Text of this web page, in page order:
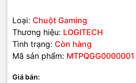
Loại: Chuột Gaming
Thương hiệu: LOGITECH
Tình trạng: Còn hàng
Mã sản phẩm: MTPQGG0000001
Giá bán: